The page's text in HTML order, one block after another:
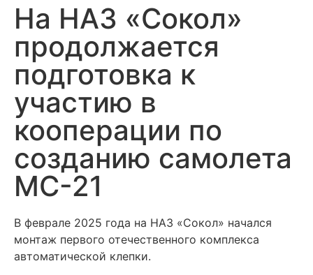
На НАЗ «Сокол»
продолжается
подготовка к
участию в
кооперации по
созданию самолета
МС-21
В феврале 2025 года на НАЗ «Сокол» начался
монтаж первого отечественного комплекса
автоматической клепки.